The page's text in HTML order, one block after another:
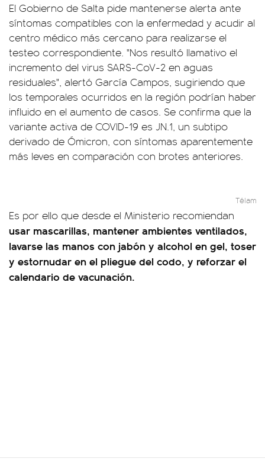
El Gobierno de Salta pide mantenerse alerta ante
síntomas compatibles con la enfermedad y acudir al
centro médico más cercano para realizarse el
testeo correspondiente. "Nos resultó llamativo el
incremento del virus SARS-CoV-2 en aguas
residuales", alertó García Campos, sugiriendo que
los temporales ocurridos en la región podrían haber
influido en el aumento de casos. Se confirma que la
variante activa de COVID-19 es JN.1, un subtipo
derivado de Ómicron, con síntomas aparentemente
más leves en comparación con brotes anteriores.
Télam
Es por ello que desde el Ministerio recomiendan
usar mascarillas, mantener ambientes ventilados,
lavarse las manos con jabón y alcohol en gel, toser
y estornudar en el pliegue del codo, y reforzar el
calendario de vacunación.